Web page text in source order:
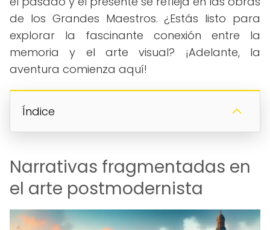
de los Grandes Maestros. ¿Estás listo para
explorar la fascinante conexión entre la
memoria y el arte visual? ¡Adelante, la
aventura comienza aquí!
Índice
Narrativas fragmentadas en
el arte postmodernista